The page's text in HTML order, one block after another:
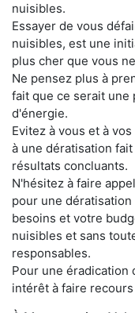
nuisibles.
Essayer de vous
nuisibles, est une
plus cher que vous
Ne pensez plus à
fait que ce serait
d'énergie.
Evitez à vous et à
à une dératisation
résultats concluants.
N'hésitez à faire
pour une
besoins et votre
nuisibles et sans
responsables.
Pour une éradication
intérêt à faire